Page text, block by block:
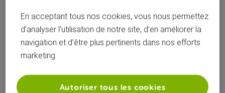
Réponses
En acceptant tous nos cookies, vous nous permettez
d’analyser l’utilisation de notre site, d’en améliorer la
navigation et d’être plus pertinents dans nos efforts
marketing.
Autoriser tous les cookies